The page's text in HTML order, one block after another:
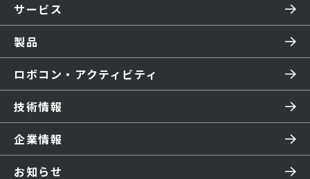
サービス
製品
ロボコン・アクティビティ
技術情報
企業情報
お知らせ